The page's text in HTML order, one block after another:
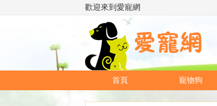
歡迎來到愛寵網
首頁 寵物狗